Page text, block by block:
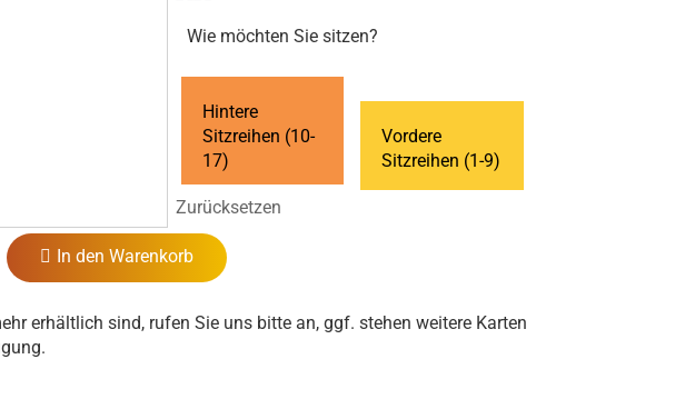
Wie möchten Sie sitzen?
Hintere
Sitzreihen (10-
17)
Vordere
Sitzreihen (1-9)
Zurücksetzen
In den Warenkorb
erhältlich sind, rufen Sie uns bitte an, ggf. stehen weitere Karten